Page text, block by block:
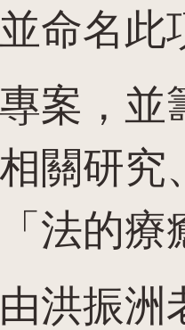
命名此
案，並
關研究
法的療
洪振洲